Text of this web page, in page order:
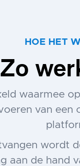
HOE HET
Zo
waarmee
van
wordt
aan de hand